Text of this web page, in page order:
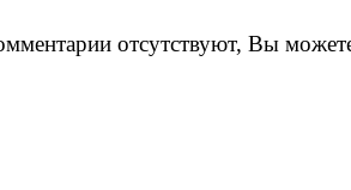
отсутствуют, Вы